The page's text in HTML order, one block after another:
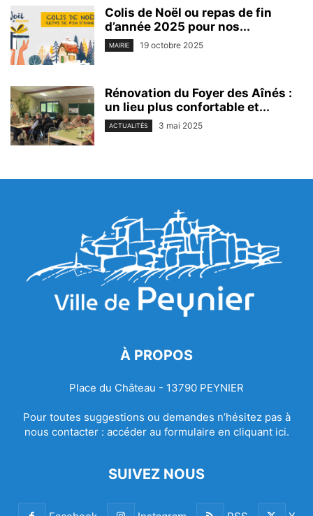
Colis de Noël ou repas de fin
d’année 2025 pour nos...
MAIRIE 19 octobre 2025
Rénovation du Foyer des Aînés :
un lieu plus confortable et...
ACTUALITÉS 3 mai 2025
À PROPOS
Place du Château - 13790 PEYNIER
Pour toutes suggestions ou demandes n’hésitez pas à
nous contacter : accéder au formulaire en cliquant ici.
SUIVEZ NOUS